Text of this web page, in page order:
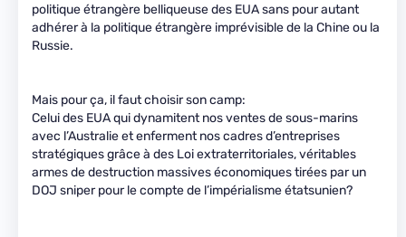
politique étrangère belliqueuse des EUA sans pour autant
adhérer à la politique étrangère imprévisible de la Chine ou la
Russie.
Mais pour ça, il faut choisir son camp:
Celui des EUA qui dynamitent nos ventes de sous-marins
avec l’Australie et enferment nos cadres d’entreprises
stratégiques grâce à des Loi extraterritoriales, véritables
armes de destruction massives économiques tirées par un
DOJ sniper pour le compte de l’impérialisme étatsunien?